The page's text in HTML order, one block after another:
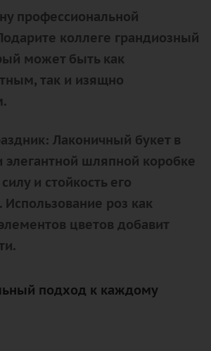
профессиональной
коллеге грандиозный
может быть как
так и изящно
Лаконичный букет в
элегантной шляпной коробке
и стойкость его
Использование роз как
цветов добавит
подход к каждому